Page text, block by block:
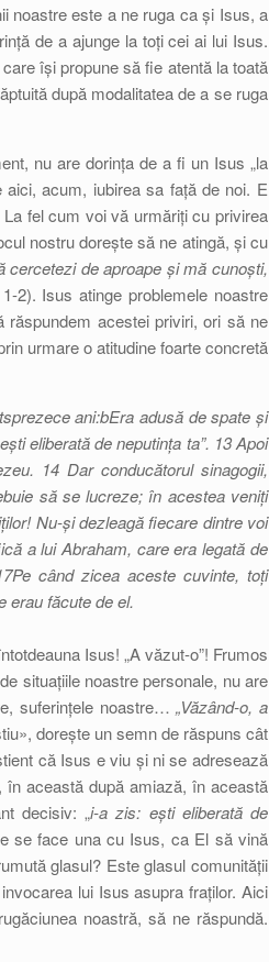
noastre este a ne ruga ca și Isus, a
de a ajunge la toți cei ai lui Isus.
își propune să fie atentă la toată
după modalitatea de a se ruga
nu are dorința de a fi un Isus „la
acum, iubirea sa față de noi. E
fel cum voi vă urmăriți cu privirea
nostru dorește să ne atingă, și cu
cercetezi de aproape și mă cunoști,
2). Isus atinge problemele noastre
acestei priviri, ori să ne
urmare o atitudine foarte concretă
ani:bEra adusă de spate și
eliberată de neputința ta”. 13 Apoi
14 Dar conducătorul sinagogii,
să se lucreze; în acestea veniți
Nu-și dezleagă fiecare dintre voi
a lui Abraham, care era legată de
când zicea aceste cuvinte, toți
erau făcute de el.
Isus! „A văzut-o”! Frumos
situațiile noastre personale, nu are
suferințele noastre…„Văzând-o, a
dorește un semn de răspuns cât
că Isus e viu și ni se adresează
această după amiază, în această
decisiv: „i-a zis: ești eliberată de
se face una cu Isus, ca El să vină
glasul? Este glasul comunității
lui Isus asupra fraților. Aici
noastră, să ne răspundă.